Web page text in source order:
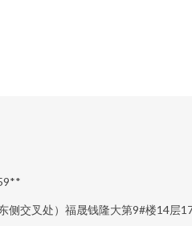
侧交叉处）福晟钱隆大第9#楼14层